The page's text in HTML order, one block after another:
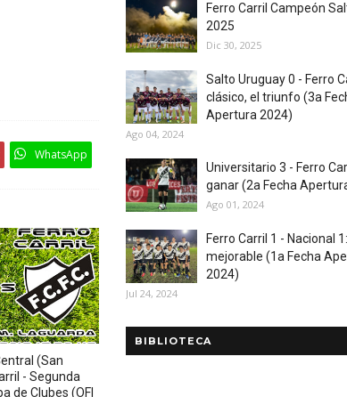
WhatsApp
(San
- Segunda
de Clubes (OFI
Ferro Carril Campeón
2025
Dic 30, 2025
Salto Uruguay 0 - Ferro
clásico, el triunfo (3a
Apertura 2024)
Ago 04, 2024
Universitario 3 - Ferro
ganar (2a Fecha
Ago 01, 2024
Ferro Carril 1 - Nacional
mejorable (1a Fecha
2024)
Jul 24, 2024
BIBLIOTECA